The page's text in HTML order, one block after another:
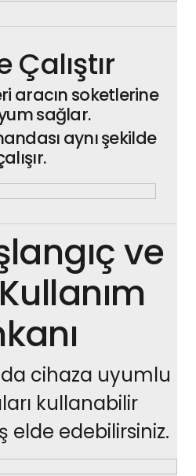
Çalıştır
aracın soketlerine
sağlar.
aynı şekilde
ve
cihaza uyumlu
kullanabilir
elde edebilirsiniz.